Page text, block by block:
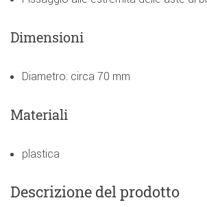
Dimensioni
Diametro: circa 70 mm
Materiali
plastica
Descrizione del prodotto